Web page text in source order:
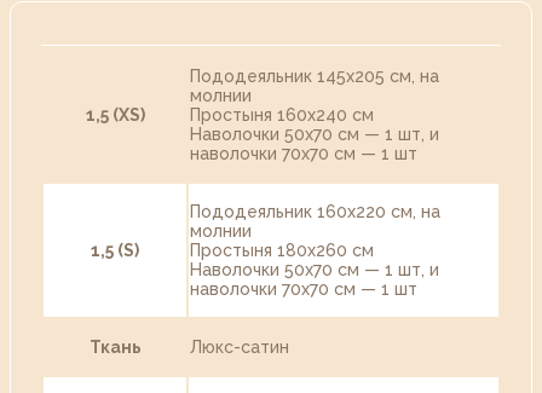
1,5 (XS)
Пододеяльник 145х205 см, на
молнии
Простыня 160х240 см
Наволочки 50х70 см — 1 шт, и
наволочки 70х70 см — 1 шт
1,5 (S)
Пододеяльник 160х220 см, на
молнии
Простыня 180х260 см
Наволочки 50х70 см — 1 шт, и
наволочки 70х70 см — 1 шт
Ткань Люкс-сатин